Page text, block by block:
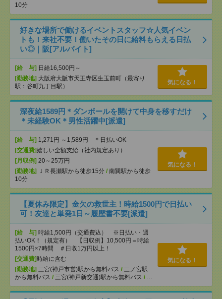
10分
好きな場所で働けるイベントスタッフ☆人気イベン
トも！来社不要！働いたその日に給料もらえる日払
い◎｜阪[アルバイト]
[給 与] 日給16,500円～
[勤務地] 大阪府大阪市天王寺区生玉前町（最寄り
駅：谷町九丁目駅）
気になる！
深夜給1589円＊ダンボールを開けて中身を移すだけ
＊未経験OK＊男性活躍中[派遣]
[給 与] 1,271円 ～1,589円 ＊日払いOK
[交通費]嬉しい全額支給（社内規定あり）
[月収例] 20～25万円
[勤務地]
ＪＲ長瀬駅から徒歩15分 / 南巽駅から徒歩
10分
気になる！
【夏休み限定】金欠の救世主！時給1500円で日払い
可！友達と単発1日～履歴書不要[派遣]
[給 与] 時給1,500円（交通費込） ※日払い・週
払いOK！（規定有） 【日収例】10,500円＝時給
1500円×7時間 ＃日収1万円以上！
[交通費] 時給に含む
[勤務地] 三宮(神戸市営)駅から無料バス / 三ノ宮駅
から無料バス / 三宮(神戸新交通)駅から無料バス / …
気になる！